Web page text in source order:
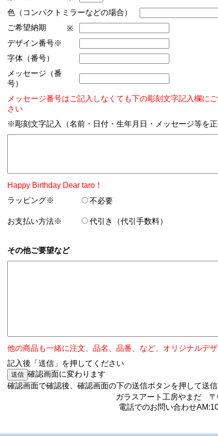
色（コンパクトミラーなどの場合）
ご希望納期
※
デザイン番号※
字体（番号）
メッセージ（番
号）
メッセージ番号はご記入しなくても下の彫刻文字記入欄に
さい
※彫刻文字記入（名前・日付・生年月日・メッセージ等
Happy Birthday Dear taro！
ラッピング※
不必要
お支払い方法※ 代引き（代引手数料）
その他ご要望など
他の商品も一緒に注文、品名、品番、など、オリジナルデ
記入後「送信」を押してください
確認画面に変わります
確認画面で確認後、確認画面の下の送信ボタンを
ガラスアート工房やまだ
電話でのお問い合わせ